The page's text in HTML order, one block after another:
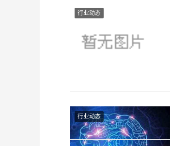
行业动态
行业动态